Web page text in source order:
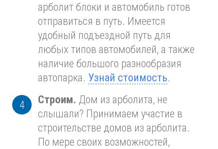
арболит блоки и автомобиль готов
отправиться в путь. Имеется
удобный подъездной путь для
любых типов автомобилей, а также
наличие большого разнообразия
автопарка. Узнай стоимость.
Строим. Дом из арболита, не
слышали? Принимаем участие в
строительстве домов из арболита.
По мере своих возможностей,